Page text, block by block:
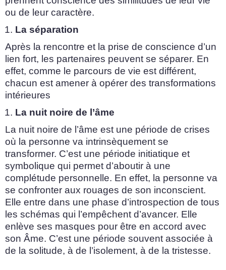
ou de leur caractère.
La séparation
Après la rencontre et la prise de conscience d’un
lien fort, les partenaires peuvent se séparer. En
effet, comme le parcours de vie est différent,
chacun est amener à opérer des transformations
intérieures
La nuit noire de l’âme
La nuit noire de l’âme est une période de crises
où la personne va intrinsèquement se
transformer. C’est une période initiatique et
symbolique qui permet d’aboutir à une
complétude personnelle. En effet, la personne va
se confronter aux rouages de son inconscient.
Elle entre dans une phase d’introspection de tous
les schémas qui l’empêchent d’avancer. Elle
enlève ses masques pour être en accord avec
son Âme. C’est une période souvent associée à
de la solitude, à de l’isolement, à de la tristesse.